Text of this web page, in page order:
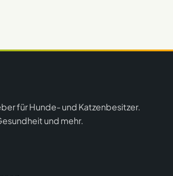
für Hunde- und Katzenbesitzer.
und mehr.